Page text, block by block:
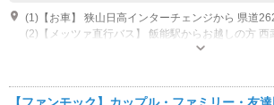
オープン：10:00（受付開始9:30） クローズ：